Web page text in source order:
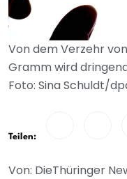
Von dem Verzehr
Gramm wird
Foto: Sina Schuldt/
Teilen:
Von: DieThüringer